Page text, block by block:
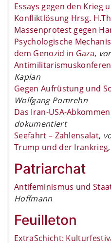
Essays gegen den Krieg
Konfliktlösung Hrsg.
Massenprotest gegen
Psychologische
dem Genozid in Gaza,
Kaplan
Gegen Aufrüstung und
Wolfgang Pomrehn
Das Iran-USA-
dokumentiert
Seefahrt – Zahlensalat,
Trump und der Irankrieg,
Patriarchat
Antifeminismus und
Hoffmann
Feuilleton
ExtraSchicht: